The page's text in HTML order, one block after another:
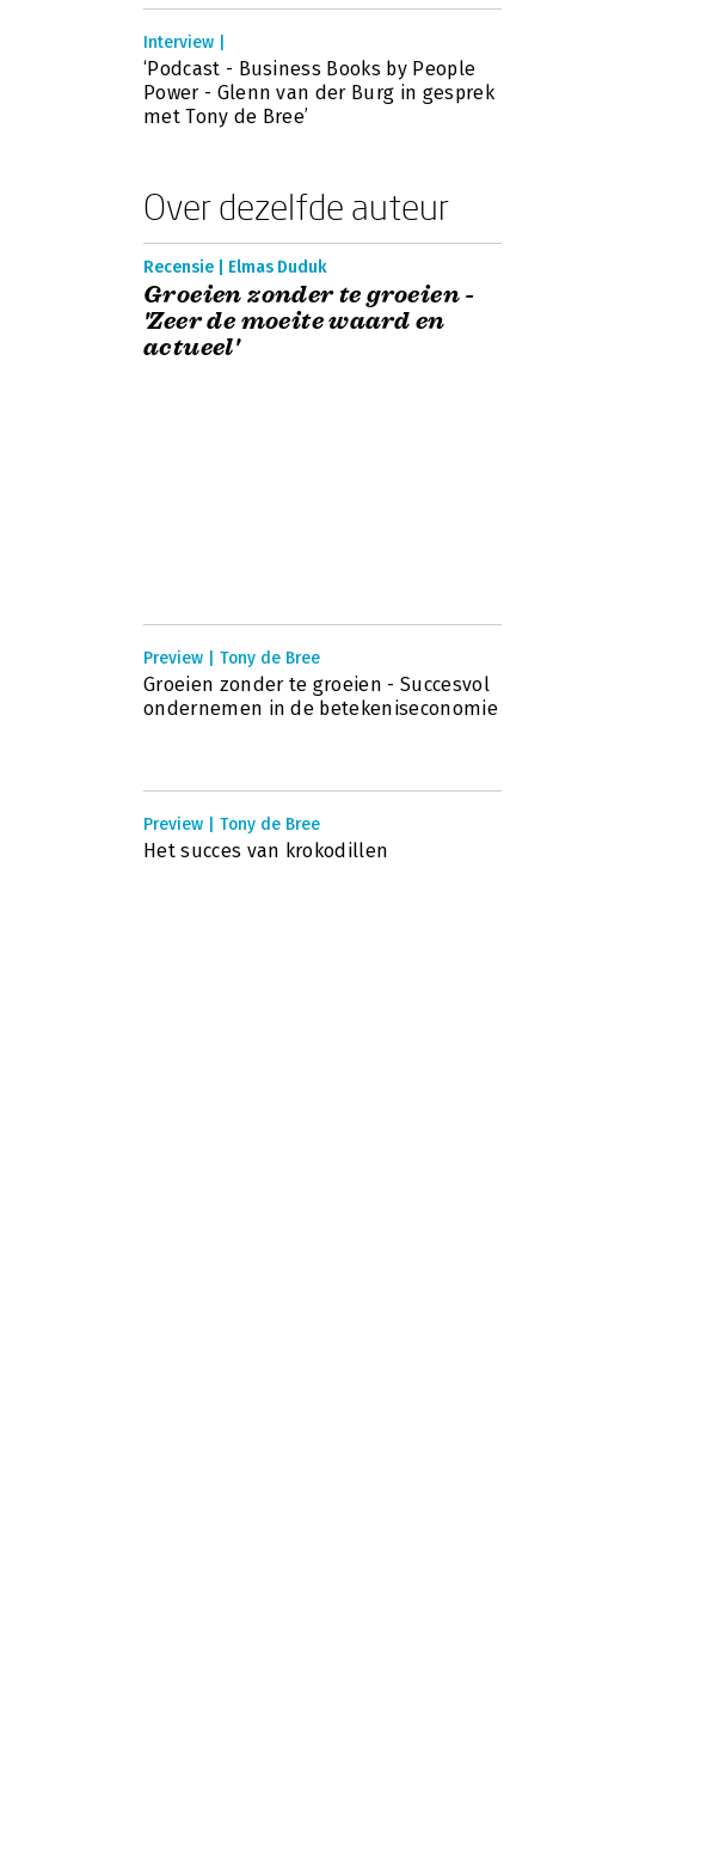
Interview |
‘Podcast - Business Books by People
Power - Glenn van der Burg in gesprek
met Tony de Bree’
Over dezelfde auteur
Recensie | Elmas Duduk
Groeien zonder te groeien -
'Zeer de moeite waard en
actueel'
Preview | Tony de Bree
Groeien zonder te groeien - Succesvol
ondernemen in de betekeniseconomie
Preview | Tony de Bree
Het succes van krokodillen